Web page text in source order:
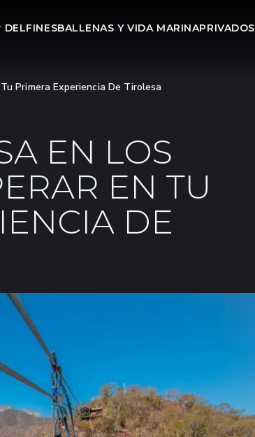
DELFINESBALLENAS Y VIDA MARINAPRIVADOS
Primera Experiencia De Tirolesa
EN LOS
EN TU
DE